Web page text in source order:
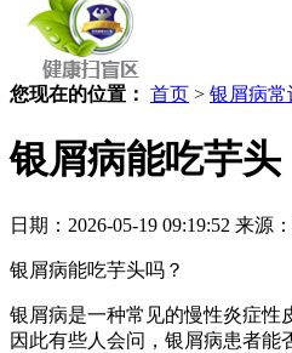
您现在的位置： 首页 > 银屑病常
银屑病能吃芋头
日期：2026-05-19 09:19:52 来源
银屑病能吃芋头吗？
银屑病是一种常见的慢性炎症性
因此有些人会问，银屑病患者能